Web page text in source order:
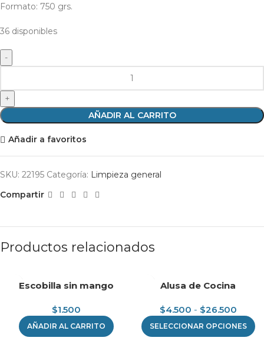
Formato: 750 grs.
36 disponibles
AÑADIR AL CARRITO
Añadir a favoritos
SKU: 22195 Categoría: Limpieza general
Compartir
Productos relacionados
Escobilla sin mango
$1.500
AÑADIR AL CARRITO
Alusa de Cocina
$4.500 - $26.500
SELECCIONAR OPCIONES